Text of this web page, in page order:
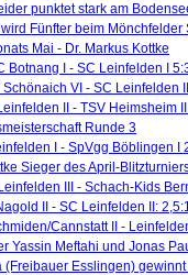
punktet stark am
Fünfter beim
Mai - Dr. Markus Kottke
Botnang I - SC Leinfelden I
VI - SC Leinfelden
II - TSV Heimsheim
Runde 3
I - SpVgg Böblingen I
Sieger des April-
III - Schach-Kids
II - SC Leinfelden II:
Cannstatt II -
Yassin Meftahi und Jonas
(Freibauer Esslingen)